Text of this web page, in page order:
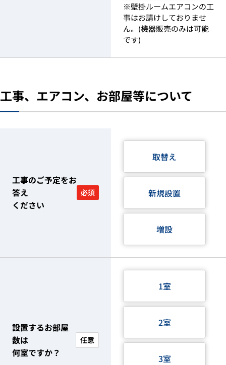
※壁掛ルームエアコンの工
事はお請けしておりませ
ん。(機器販売のみは可能
です)
工事、エアコン、お部屋等について
工事のご予定をお
答え
ください
必須
取替え
新規設置
増設
設置するお部屋
数は
何室ですか？
任意
1室
2室
3室